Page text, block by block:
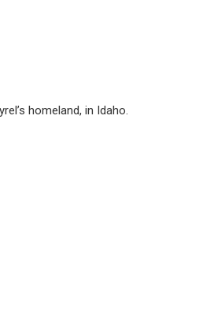
homeland, in Idaho.